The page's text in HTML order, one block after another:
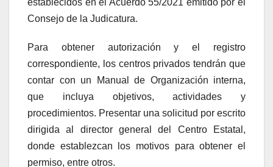
Consejo de la Judicatura.
Para obtener autorización y el registro
correspondiente, los centros privados tendrán que
contar con un Manual de Organización interna,
que incluya objetivos, actividades y
procedimientos. Presentar una solicitud por escrito
dirigida al director general del Centro Estatal,
donde establezcan los motivos para obtener el
permiso, entre otros.